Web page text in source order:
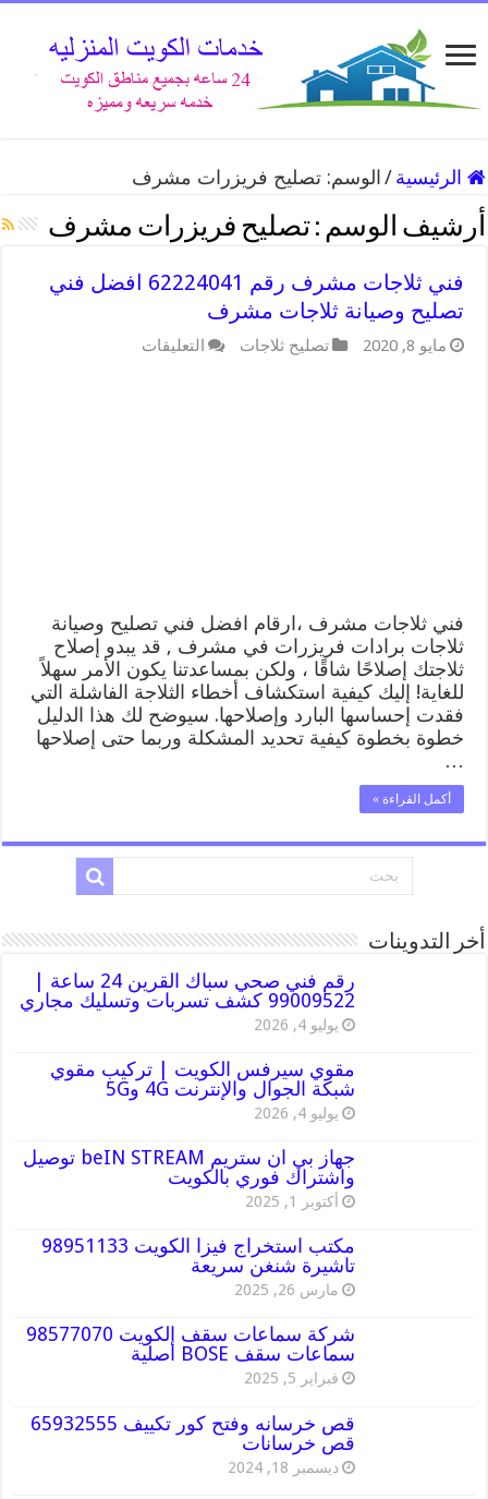
الرئيسية / الوسم:تصليح فريزرات مشرف
أرشيف الوسم :تصليح فريزرات مشرف
فني ثلاجات مشرف رقم 62224041 افضل فني
تصليح وصيانة ثلاجات مشرف
مايو 8, 2020 تصليح ثلاجات التعليقات
فني ثلاجات مشرف ،ارقام افضل فني تصليح وصيانة
ثلاجات برادات فريزرات في مشرف , قد يبدو إصلاح
ثلاجتك إصلاحًا شاقًا ، ولكن بمساعدتنا يكون الأمر سهلاً
للغاية! إليك كيفية استكشاف أخطاء الثلاجة الفاشلة التي
فقدت إحساسها البارد وإصلاحها. سيوضح لك هذا الدليل
خطوة بخطوة كيفية تحديد المشكلة وربما حتى إصلاحها
…
أكمل القراءة »
أخر التدوينات
رقم فني صحي سباك القرين 24 ساعة |
99009522 كشف تسربات وتسليك مجاري
يوليو 4, 2026
مقوي سيرفس الكويت | تركيب مقوي
شبكة الجوال والإنترنت 4G و5G
يوليو 4, 2026
جهاز بي ان ستريم beIN STREAM توصيل
واشتراك فوري بالكويت
أكتوبر 1, 2025
مكتب استخراج فيزا الكويت 98951133
تاشيرة شنغن سريعة
مارس 26, 2025
شركة سماعات سقف الكويت 98577070
سماعات سقف BOSE أصلية
فبراير 5, 2025
قص خرسانه وفتح كور تكييف 65932555
قص خرسانات
ديسمبر 18, 2024